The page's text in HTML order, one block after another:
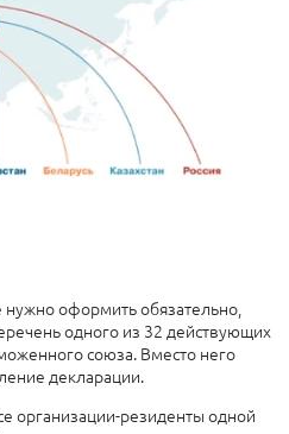
оформить обязательно,
одного из 32 действующих
союза. Вместо него
декларации.
организации-резиденты одной